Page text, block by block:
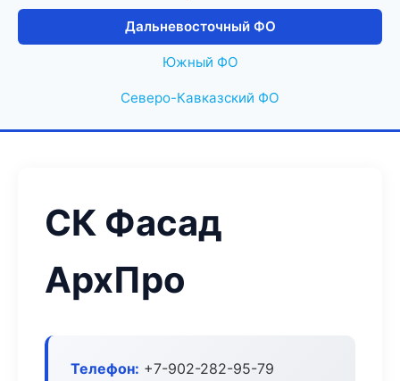
Дальневосточный ФО
Южный ФО
Северо-Кавказский ФО
СК Фасад
АрхПро
Телефон: +7-902-282-95-79